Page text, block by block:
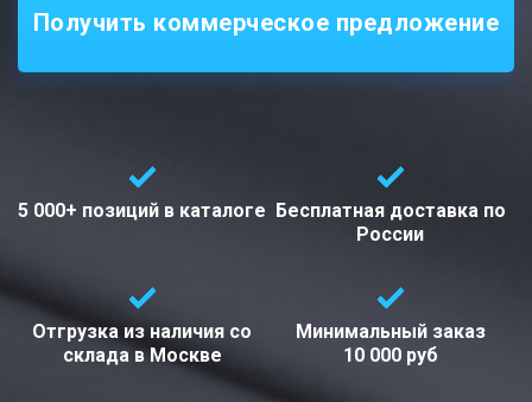
Получить коммерческое предложение
5 000+ позиций в каталоге Бесплатная доставка по
России
Отгрузка из наличия со
склада вМоскве
Минимальный заказ
10 000 руб